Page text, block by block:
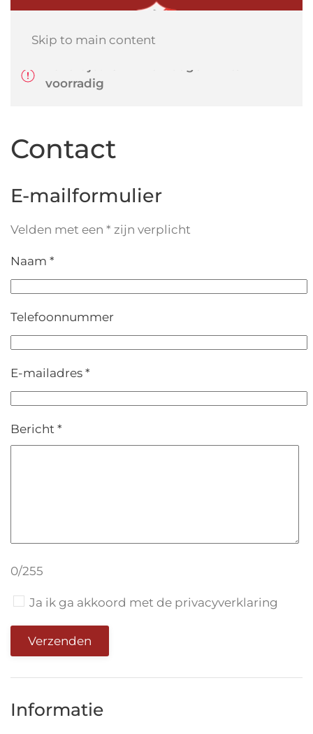
Skip to main content
voorradig
Contact
E-mailformulier
Velden met een * zijn verplicht
Naam *
Telefoonnummer
E-mailadres *
Bericht *
0/255
Ja ik ga akkoord met de privacyverklaring
Verzenden
Informatie